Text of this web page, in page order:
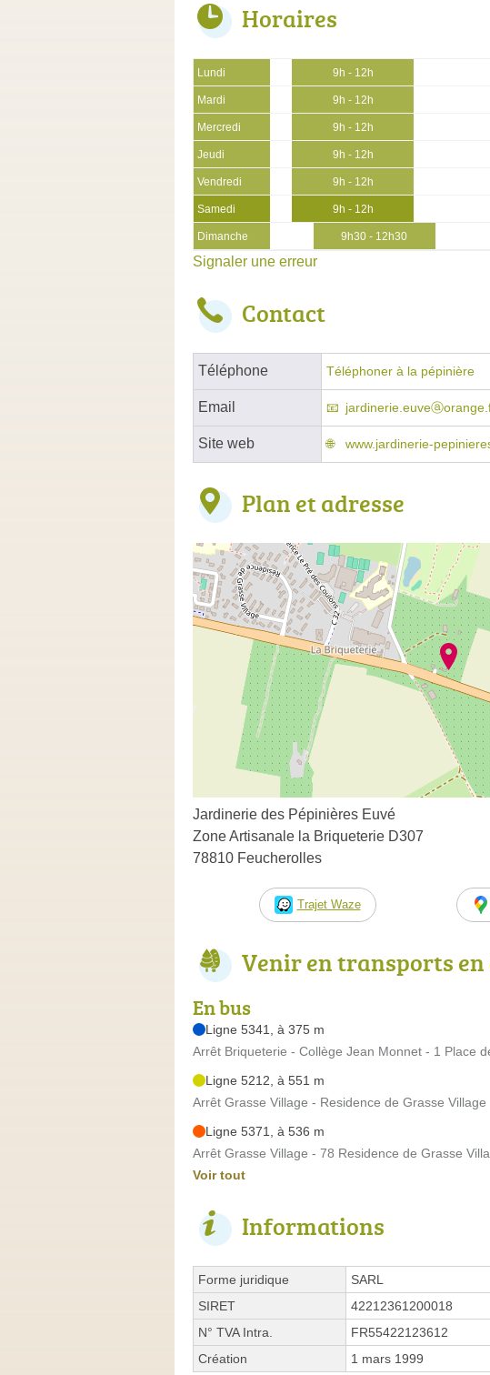
Horaires
Lundi 9h - 12h
Mardi 9h - 12h
Mercredi 9h - 12h
Jeudi 9h - 12h
Vendredi 9h - 12h
Samedi 9h - 12h
Dimanche 9h30 - 12h30
Signaler une erreur
Contact
Téléphone Téléphoner à la pépinière
Email
Site web www.jardinerie-
Plan et adresse
Jardinerie des Pépinières Euvé
Zone Artisanale la Briqueterie D307
78810 Feucherolles
Trajet Waze
Venir en transports en
En bus
Ligne 5341, à 375 m
Arrêt Briqueterie - Collège Jean Monnet - 1 Place
Ligne 5212, à 551 m
Arrêt Grasse Village - Residence de Grasse Village
Ligne 5371, à 536 m
Arrêt Grasse Village - 78 Residence de Grasse
Voir tout
Informations
Forme juridique
SARL
SIRET
42212361200018
N° TVA Intra.
FR55422123612
Création
1 mars 1999